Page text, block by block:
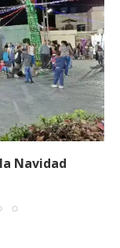
Navidad